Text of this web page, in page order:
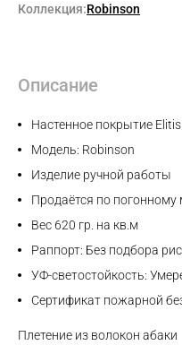
Коллекция:Robinson
Описание
Настенное покрытие Elitis
Модель: Robinson
Изделие ручной работы
Продаётся по погонному
Вес 620 гр. на кв.м
Раппорт: Без подбора
УФ-светостойкость:
Сертификат пожарной
Плетение из волокон абаки